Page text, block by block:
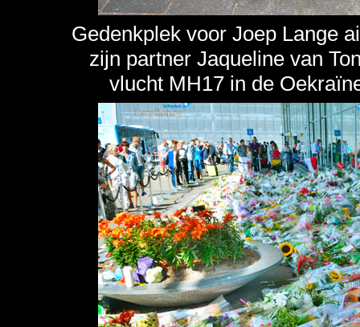
Gedenkplek voor Joep Lange
zijn partner Jaqueline van
vlucht MH17 in de